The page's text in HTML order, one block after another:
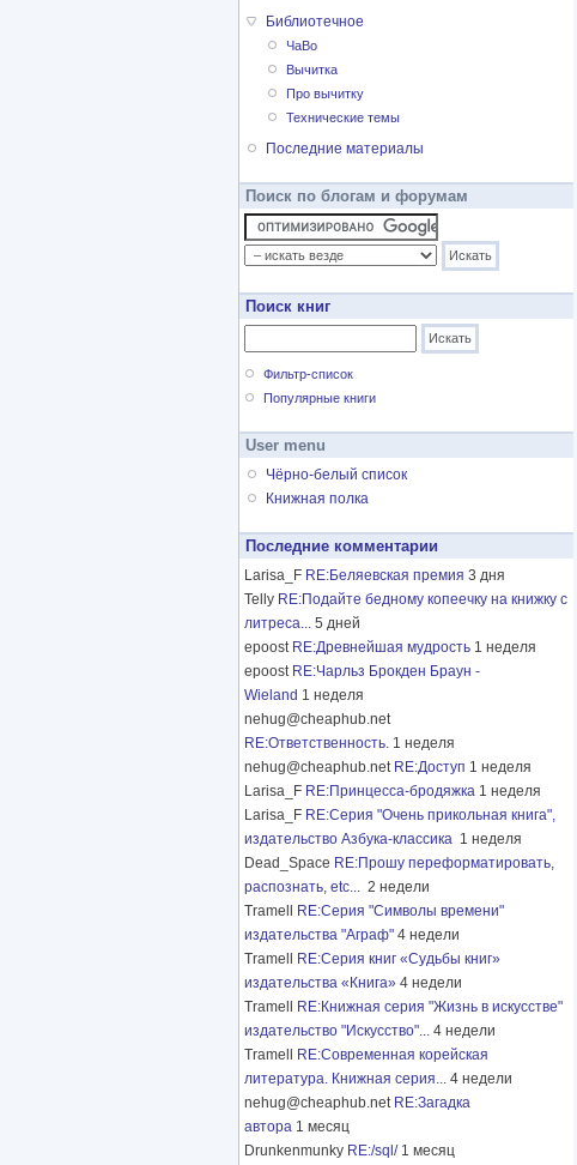
Библиотечное
ЧаВо
Вычитка
Про вычитку
Технические темы
Последние материалы
Поиск по блогам и форумам
Поиск книг
Фильтр-список
Популярные книги
User menu
Чёрно-белый список
Книжная полка
Последние комментарии
Larisa_F RE:Беляевская премия 3 дня
Telly RE:Подайте бедному копеечку на книжку с
литреса... 5 дней
epoost RE:Древнейшая мудрость 1 неделя
epoost RE:Чарльз Брокден Браун -
Wieland 1 неделя
nehug@cheaphub.net
RE:Ответственность. 1 неделя
nehug@cheaphub.net RE:Доступ 1 неделя
Larisa_F RE:Принцесса-бродяжка 1 неделя
Larisa_F RE:Серия "Очень прикольная книга",
издательство Азбука-классика 1 неделя
Dead_Space RE:Прошу переформатировать,
распознать, etc... 2 недели
Tramell
RE:Серия "Символы времени"
издательства "Аграф" 4 недели
Tramell
RE:Серия книг «Судьбы книг»
издательства «Книга» 4 недели
Tramell
RE:Книжная серия "Жизнь в искусстве"
издательство "Искусство"... 4 недели
Tramell
RE:Современная корейская
литература. Книжная серия... 4 недели
nehug@cheaphub.net RE:Загадка
автора 1 месяц
Drunkenmunky RE:/sql/ 1 месяц